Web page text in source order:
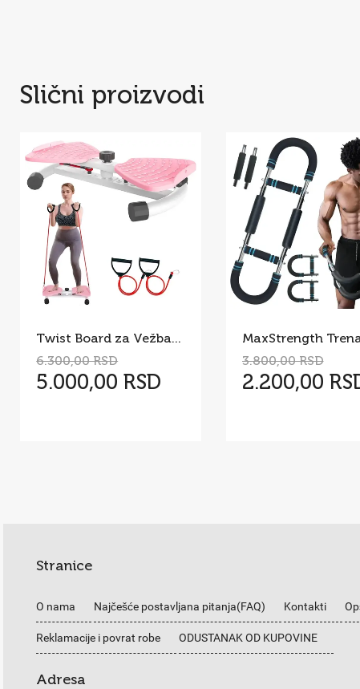
Slični proizvodi
Twist Board za Vežbanje – Rotaciona Sprava za Struk i Stomak
6.300,00 RSD
5.000,00 RSD
3.800,00 RSD
2.200,00
Stranice
O nama Najčešće postavljana pitanja(FAQ) Kontakti
Reklamacije i povrat robe ODUSTANAK OD KUPOVINE
Adresa